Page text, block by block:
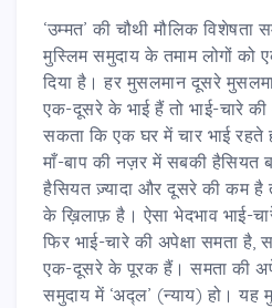
‘उम्मत’ की चौथी मौलिक
मुस्लिम समुदाय के तमाम लोगों को
दिया है। हर मुसलमान दूसरे
एक-दूसरे के भाई हैं तो भाई-चारे की
सकता कि एक घर में चार भाई रहते
माँ-बाप की नज़र में सबकी हैसियत
हैसियत ज़्यादा और दूसरे की कम है
के ख़िलाफ़ है। ऐसा भेदभाव भाई-
फिर भाई-चारे की अपेक्षा समता है,
एक-दूसरे के पूरक हैं। समता की
समुदाय में ‘अद्ल’ (न्याय) हो। यह